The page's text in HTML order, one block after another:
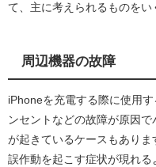
て、主に考えられるものをい
周辺機器の故障
iPhoneを充電する際に使用
ンセントなどの故障が原因
が起きているケースもあり
誤作動を起こす症状が現れ